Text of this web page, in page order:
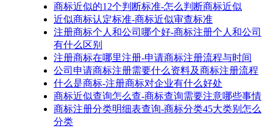
商标近似的12个判断标准-怎么判断商标近似
近似商标认定标准-商标近似审查标准
注册商标个人和公司哪个好-商标注册个人和公司
有什么区别
注册商标在哪里注册-申请商标注册流程与时间
公司申请商标注册需要什么资料及商标注册流程
什么是商标-注册商标对企业有什么好处
商标近似查询怎么查-商标查询需要注意哪些事情
商标注册分类明细表查询-商标分类45大类别怎么
分类